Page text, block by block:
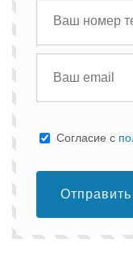
Cогласие с
Отправить